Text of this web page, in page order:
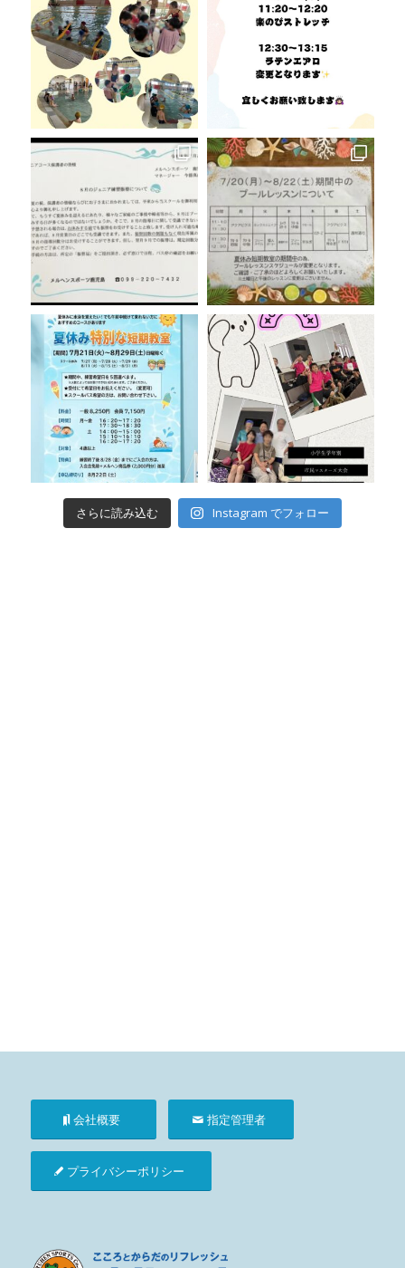
さらに読み込む Instagram でフォロー
会社概要 指定管理者
プライバシーポリシー